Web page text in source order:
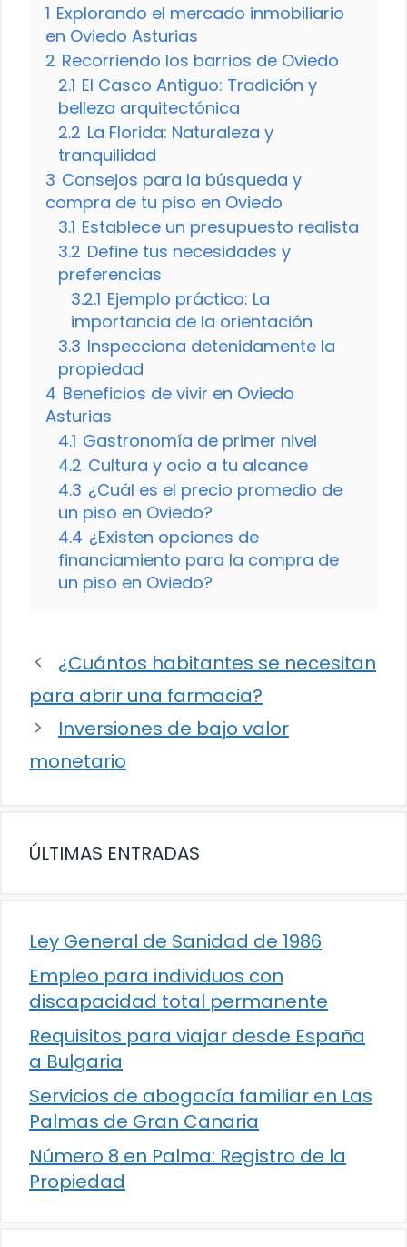
1 Explorando el mercado inmobiliario
en Oviedo Asturias
2 Recorriendo los barrios de Oviedo
2.1 El Casco Antiguo: Tradición y
belleza arquitectónica
2.2 La Florida: Naturaleza y
tranquilidad
3 Consejos para la búsqueda y
compra de tu piso en Oviedo
3.1 Establece un presupuesto realista
3.2 Define tus necesidades y
preferencias
3.2.1 Ejemplo práctico: La
importancia de la orientación
3.3 Inspecciona detenidamente la
propiedad
4 Beneficios de vivir en Oviedo
Asturias
4.1 Gastronomía de primer nivel
4.2 Cultura y ocio a tu alcance
4.3 ¿Cuál es el precio promedio de
un piso en Oviedo?
4.4 ¿Existen opciones de
financiamiento para la compra de
un piso en Oviedo?
¿Cuántos habitantes se necesitan
para abrir una farmacia?
Inversiones de bajo valor
monetario
ÚLTIMAS ENTRADAS
Ley General de Sanidad de 1986
Empleo para individuos con
discapacidad total permanente
Requisitos para viajar desde España
a Bulgaria
Servicios de abogacía familiar en Las
Palmas de Gran Canaria
Número 8 en Palma: Registro de la
Propiedad